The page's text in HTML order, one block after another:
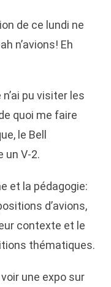
de ce lundi ne
n’avions! Eh
pu visiter les
quoi me faire
le Bell
un V-2.
et la pédagogie:
d’avions,
contexte et le
thématiques.
une expo sur